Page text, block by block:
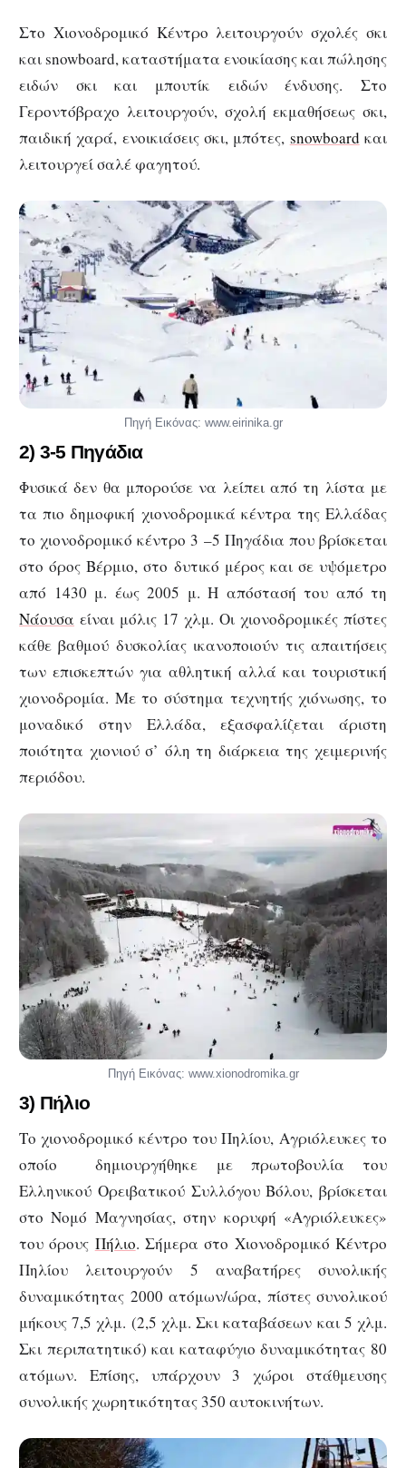
Στο Χιονοδρομικό Κέντρο λειτουργούν σχολές σκι
και snowboard, καταστήματα ενοικίασης και πώλησης
ειδών σκι και μπουτίκ ειδών ένδυσης. Στο
Γεροντόβραχο λειτουργούν, σχολή εκμαθήσεως σκι,
παιδική χαρά, ενοικιάσεις σκι, μπότες, snowboard και
λειτουργεί σαλέ φαγητού.
Πηγή Εικόνας: www.eirinika.gr
2) 3-5 Πηγάδια
Φυσικά δεν θα μπορούσε να λείπει από τη λίστα με
τα πιο δημοφική χιονοδρομικά κέντρα της Ελλάδας
το χιονοδρομικό κέντρο 3 –5 Πηγάδια που βρίσκεται
στο όρος Βέρμιο, στο δυτικό μέρος και σε υψόμετρο
από 1430 μ. έως 2005 μ. Η απόστασή του από τη
Νάουσα είναι μόλις 17 χλμ. Οι χιονοδρομικές πίστες
κάθε βαθμού δυσκολίας ικανοποιούν τις απαιτήσεις
των επισκεπτών για αθλητική αλλά και τουριστική
χιονοδρομία. Με το σύστημα τεχνητής χιόνωσης, το
μοναδικό στην Ελλάδα, εξασφαλίζεται άριστη
ποιότητα χιονιού σ’ όλη τη διάρκεια της χειμερινής
περιόδου.
Πηγή Εικόνας: www.xionodromika.gr
3) Πήλιο
Το χιονοδρομικό κέντρο του Πηλίου, Αγριόλευκες το
οποίο δημιουργήθηκε με πρωτοβουλία του
Ελληνικού Ορειβατικού Συλλόγου Βόλου, βρίσκεται
στο Νομό Μαγνησίας, στην κορυφή «Αγριόλευκες»
του όρους Πήλιο. Σήμερα στο Χιονοδρομικό Κέντρο
Πηλίου λειτουργούν 5 αναβατήρες συνολικής
δυναμικότητας 2000 ατόμων/ώρα, πίστες συνολικού
μήκους 7,5 χλμ. (2,5 χλμ. Σκι καταβάσεων και 5 χλμ.
Σκι περιπατητικό) και καταφύγιο δυναμικότητας 80
ατόμων. Επίσης, υπάρχουν 3 χώροι στάθμευσης
συνολικής χωρητικότητας 350 αυτοκινήτων.